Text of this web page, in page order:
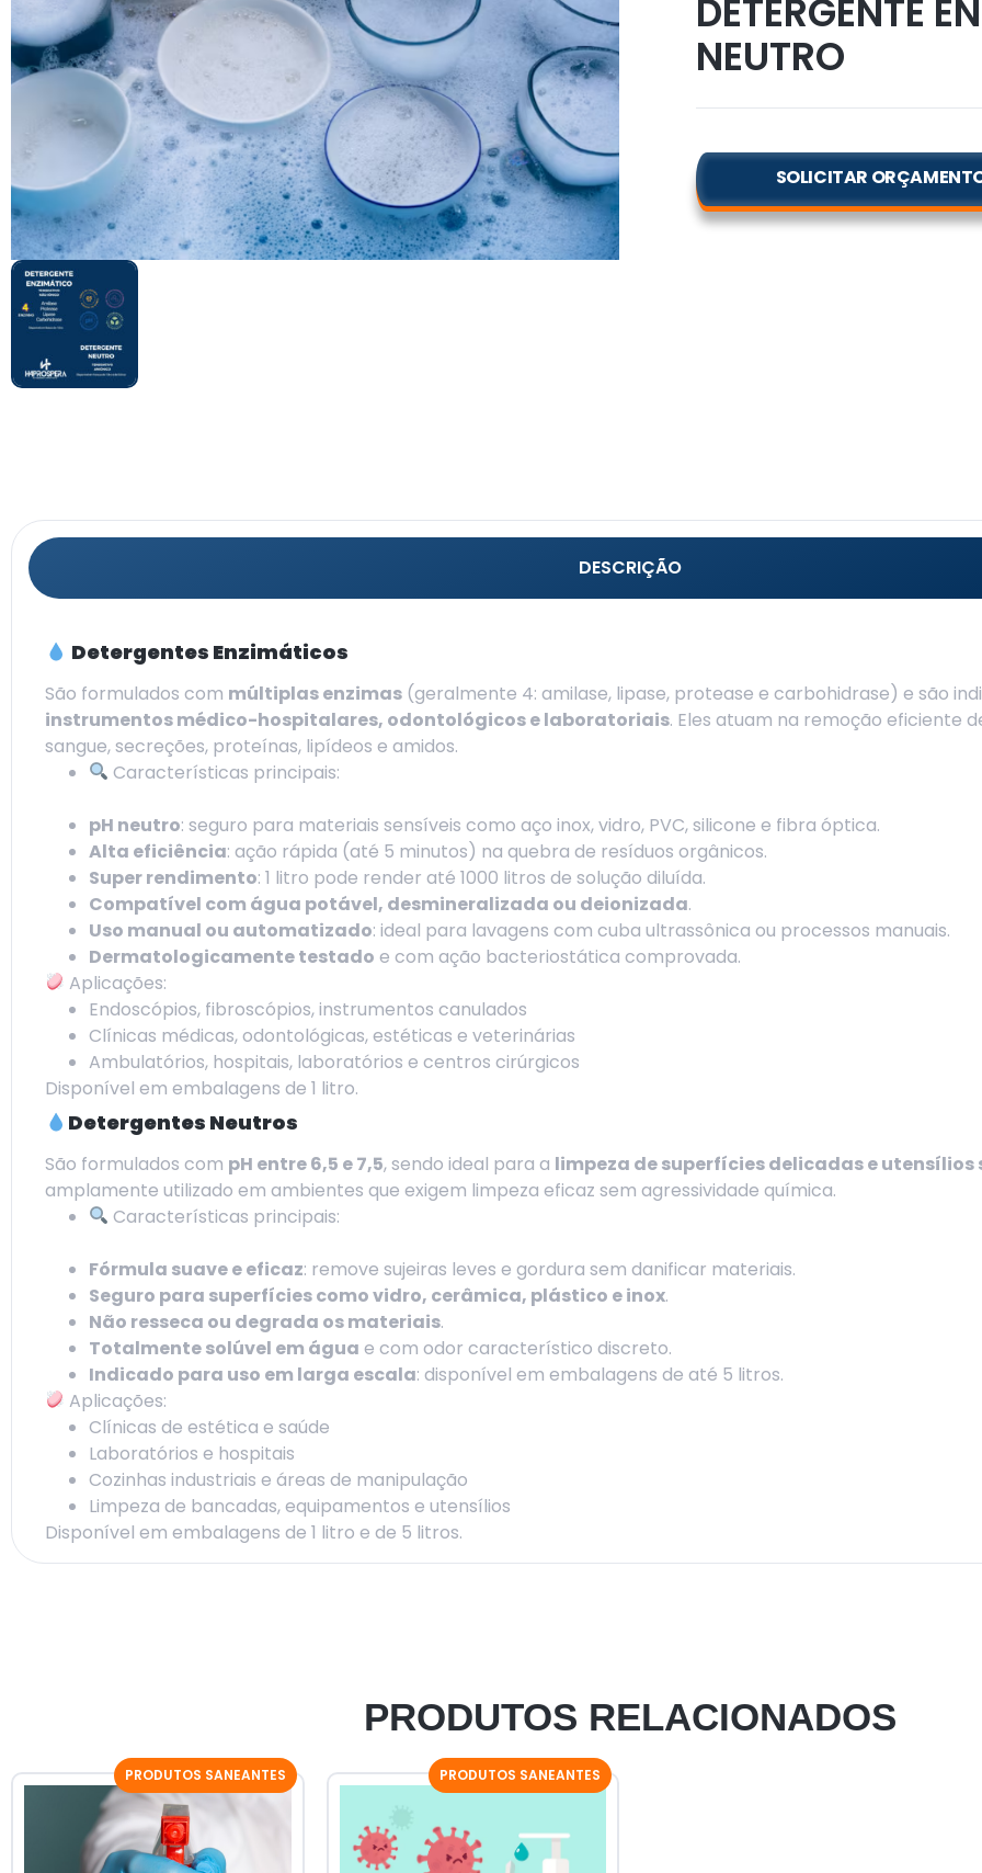
DETERGENTE
NEUTRO
SOLICITAR
DESCRIÇÃO
Detergentes Enzimáticos
São formulados com múltiplas enzimas (geralmente 4: amilase, lipase, protease e carbohidrase) e são
instrumentos médico-hospitalares, odontológicos e laboratoriais. Eles atuam na remoção eficiente
sangue, secreções, proteínas, lipídeos e amidos.
Características principais:
pH neutro: seguro para materiais sensíveis como aço inox, vidro, PVC, silicone e fibra óptica.
Alta eficiência: ação rápida (até 5 minutos) na quebra de resíduos orgânicos.
Super rendimento: 1 litro pode render até 1000 litros de solução diluída.
Compatível com água potável, desmineralizada ou deionizada.
Uso manual ou automatizado: ideal para lavagens com cuba ultrassônica ou processos manuais.
Dermatologicamente testado e com ação bacteriostática comprovada.
Aplicações:
Endoscópios, fibroscópios, instrumentos canulados
Clínicas médicas, odontológicas, estéticas e veterinárias
Ambulatórios, hospitais, laboratórios e centros cirúrgicos
Disponível em embalagens de 1 litro.
Detergentes Neutros
São formulados com pH entre 6,5 e 7,5, sendo ideal para a limpeza de superfícies delicadas e utensílios
amplamente utilizado em ambientes que exigem limpeza eficaz sem agressividade química.
Características principais:
Fórmula suave e eficaz: remove sujeiras leves e gordura sem danificar materiais.
Seguro para superfícies como vidro, cerâmica, plástico e inox.
Não resseca ou degrada os materiais.
Totalmente solúvel em água e com odor característico discreto.
Indicado para uso em larga escala: disponível em embalagens de até 5 litros.
Aplicações:
Clínicas de estética e saúde
Laboratórios e hospitais
Cozinhas industriais e áreas de manipulação
Limpeza de bancadas, equipamentos e utensílios
Disponível em embalagens de 1 litro e de 5 litros.
PRODUTOS RELACIONADOS
PRODUTOS SANEANTES PRODUTOS SANEANTES